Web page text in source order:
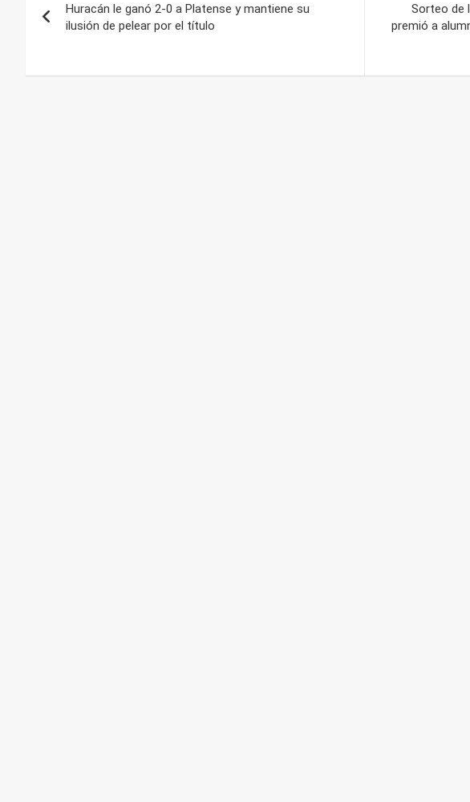
de
Huracán le ganó 2-0 a Platense y mantiene su
ilusión de pelear por el título
Sorteo de
premió a